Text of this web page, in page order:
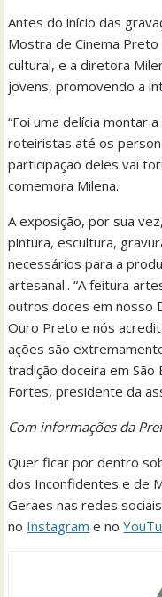
Antes do início das
Mostra de Cinema
cultural, e a diretora
jovens, promovendo a
“Foi uma delícia montar
roteiristas até os
participação deles vai
comemora Milena.
A exposição, por sua
pintura, escultura,
necessários para a
artesanal.. “A feitura
outros doces em nosso
Ouro Preto e nós
ações são
tradição doceira em São
Fortes, presidente da
Com informações da
Quer ficar por dentro
dos Inconfidentes e de
Geraes nas redes
no Instagram e no